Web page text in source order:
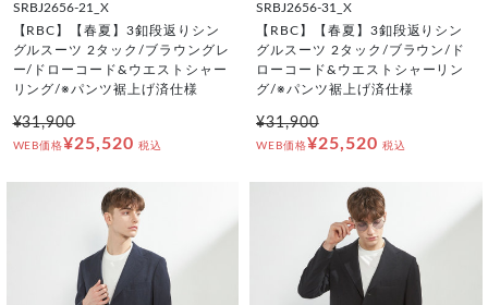
SRBJ2656-21_X
【RBC】【春夏】3釦段返りシン
グルスーツ 2タック/ブラウングレ
ー/ドローコード&ウエストシャー
リング/※パンツ裾上げ済仕様
¥31,900
WEB価格¥25,520 税込
SRBJ2656-31_X
【RBC】【春夏】3釦段返りシン
グルスーツ 2タック/ブラウン/ド
ローコード&ウエストシャーリン
グ/※パンツ裾上げ済仕様
¥31,900
WEB価格¥25,520 税込